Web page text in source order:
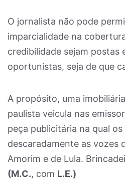
O jornalista não pode
imparcialidade na
credibilidade sejam postas
oportunistas, seja de que
A propósito, uma
paulista veicula nas
peça publicitária na qual
descaradamente as vozes
Amorim e de Lula.
(M.C., com L.E.)